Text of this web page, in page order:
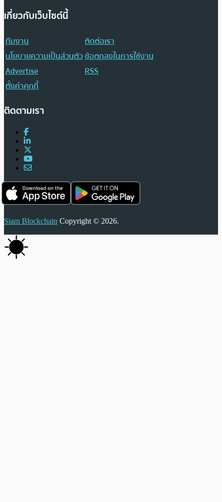
เกี่ยวกับเว็บไซต์นี้
ทีมงาน
ติดต่อเรา
นโยบายความเป็นส่วนตัวข้อตกลงในการใช้งาน
Advertise
RSS
ตั้งค่าคุกกี้
ติดตามเรา
Siam Blockchain Copyright © 2026.